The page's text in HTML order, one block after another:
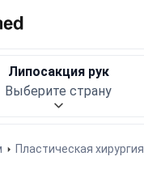
Пластическая хирургия
Липосакция рук
Выберите страну